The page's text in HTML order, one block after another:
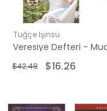
Tuğçe Işınsu
$16.26
$42.48